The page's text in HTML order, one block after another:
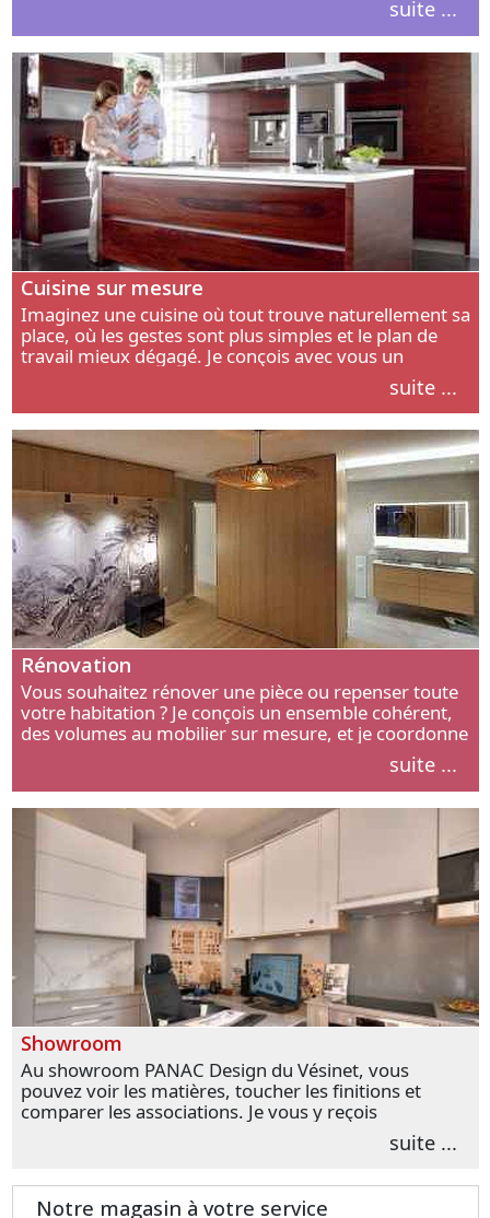
suite ...
Cuisine sur mesure
Imaginez une cuisine où tout trouve naturellement sa
place, où les gestes sont plus simples et le plan de
travail mieux dégagé. Je conçois avec vous un
aménagement adapté à votre manière de cuisiner, de
suite ...
Rénovation
Vous souhaitez rénover une pièce ou repenser toute
votre habitation ? Je conçois un ensemble cohérent,
des volumes au mobilier sur mesure, et je coordonne
suite ...
Showroom
Au showroom PANAC Design du Vésinet, vous
pouvez voir les matières, toucher les finitions et
comparer les associations. Je vous y reçois
personnellement pour parler de votre projet et
transformer vos premières idées en choix plussuite ...
Notre magasin à votre service